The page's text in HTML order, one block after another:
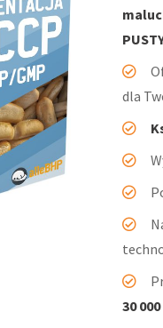
dla
30 000